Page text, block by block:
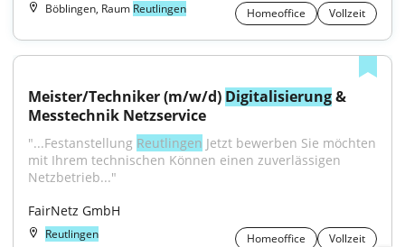
Böblingen, Raum Reutlingen Homeoffice Vollzeit
Meister/Techniker (m/w/d) Digitalisierung &
Messtechnik Netzservice
"...Festanstellung Reutlingen Jetzt bewerben Sie möchten
mit Ihrem technischen Können einen zuverlässigen
Netzbetrieb..."
FairNetz GmbH
Reutlingen Homeoffice Vollzeit